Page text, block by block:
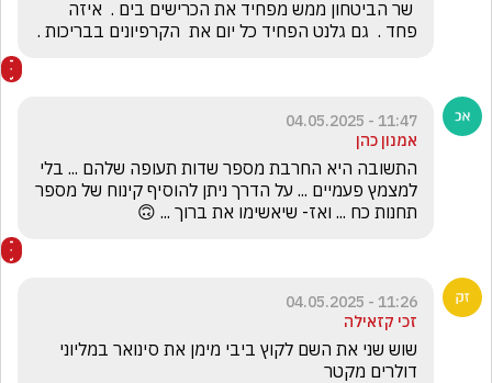
פחד .  גם גלנט הפחיד כל יום את  הקרפיונים בבריכות .
11:47 - 04.05.2025
אמנון כהן
תחנות כח ... ואז- שיאשימו את ברוך ... 🙃
11:26 - 04.05.2025
זכי קזאילה
דולרים מקטר